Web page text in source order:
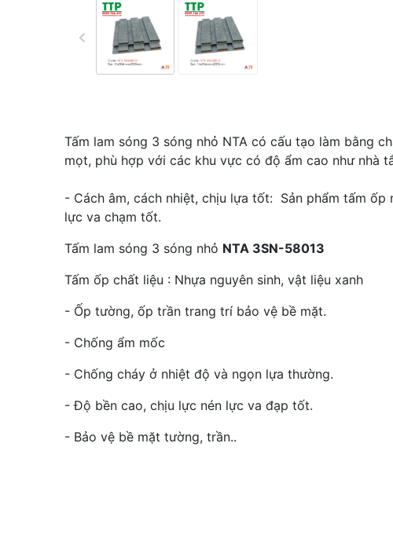
Tấm lam sóng 3 sóng nhỏ NTA có cấu tạo làm bằng
mọt, phù hợp với các khu vực có độ ẩm cao như nhà
- Cách âm, cách nhiệt, chịu lựa tốt: Sản phẩm tấm ốp
lực va chạm tốt.
Tấm lam sóng 3 sóng nhỏ NTA 3SN-58013
Tấm ốp chất liệu : Nhựa nguyên sinh, vật liệu xanh
- Ốp tường, ốp trần trang trí bảo vệ bề mặt.
- Chống ẩm mốc
- Chống cháy ở nhiệt độ và ngọn lựa thường.
- Độ bền cao, chịu lực nén lực va đạp tốt.
- Bảo vệ bề mặt tường, trần..